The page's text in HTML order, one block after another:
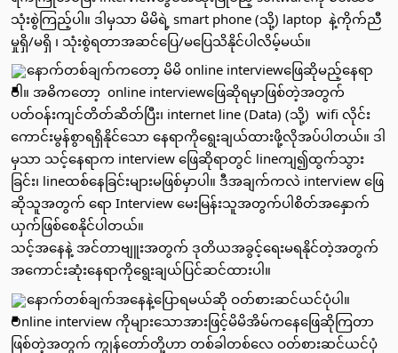
သုံးစွဲကြည့်ပါ။ ဒါမှသာ မိမိရဲ့ smart phone (သို့) laptop  နဲ့ကိုက်ညီ
မှုရှိ/မရှိ ၊ သုံးစွဲရတာအဆင်​ပြေ/မ​ပြေသိနိုင်ပါလိမ့်မယ်။
​နောက်တစ်ချက်က​​တော့ မိမိ online interview​ဖြေဆိုမည့်​နေရာ
ပါ။ ​အဓိက​တော့  online interview​ဖြေဆိုရမှာဖြစ်တဲ့အတွက်
ပတ်ဝန်းကျင်တိတ်ဆိတ်ပြီး၊ internet line (Data) (သို့)  wifi​ လိုင်း
ကောင်းမွန်စွာရရှိနိုင်​သော​ နေရာကို​ရွေးချယ်ထားဖို့လိုအပ်ပါတယ်။ ဒါ
မှသာ သင့်​နေရာက interview ​​ဖြေဆိုရာတွင် lineကျ၍ထွက်သွား
ခြင်း၊ lineထစ်​နေခြင်းများမဖြစ်မှာပါ။ ဒီအချက်ကလဲ interview ​​ဖြေ
ဆိုသူအတွက် ​​ရော Interview မေးမြန်းသူအတွက်ပါစိတ်အ​နှောက်
ယှက်ဖြစ်​စေနိုင်ပါတယ်။
သင့်အ​နေနဲ့ အင်တာဗျူးအတွက် ဒုတိယအခွင့်​ရေးမရနိုင်တဲ့အတွက်
အ​ကောင်းဆုံး​နေရာကို​ရွေးချယ်ပြင်ဆင်ထားပါ။
​နောက်တစ်ချက်အ​နေနဲ့​ပြောရမယ်ဆို ဝတ်စားဆင်ယင်ပုံပါ။
Online interview ကိုများ​သောအားဖြင့်မိမိအိမ်က​နေ​ဖြေဆိုကြတာ
ဖြစ်တဲ့အတွက် ကျွန်​​တော်တို့ဟာ တစ်ခါတစ်​​လေ ဝတ်စားဆင်ယင်ပုံ